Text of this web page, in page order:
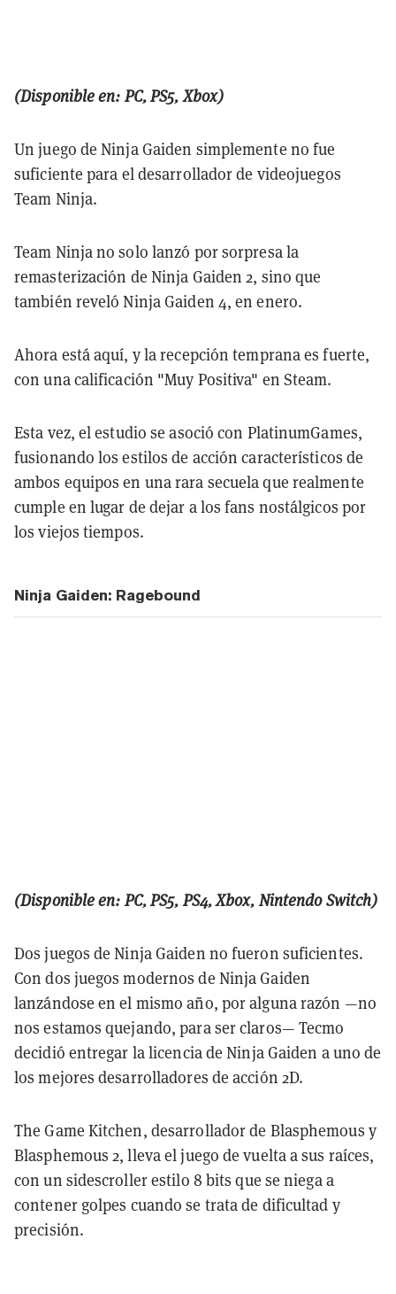
(Disponible en: PC, PS5, Xbox)
Un juego de Ninja Gaiden simplemente no fue
suficiente para el desarrollador de videojuegos
Team Ninja.
Team Ninja no solo lanzó por sorpresa la
remasterización de Ninja Gaiden 2, sino que
también reveló Ninja Gaiden 4, en enero.
Ahora está aquí, y la recepción temprana es fuerte,
con una calificación "Muy Positiva" en Steam.
Esta vez, el estudio se asoció con PlatinumGames,
fusionando los estilos de acción característicos de
ambos equipos en una rara secuela que realmente
cumple en lugar de dejar a los fans nostálgicos por
los viejos tiempos.
Ninja Gaiden: Ragebound
(Disponible en: PC, PS5, PS4, Xbox, Nintendo Switch)
Dos juegos de Ninja Gaiden no fueron suficientes.
Con dos juegos modernos de Ninja Gaiden
lanzándose en el mismo año, por alguna razón —no
nos estamos quejando, para ser claros— Tecmo
decidió entregar la licencia de Ninja Gaiden a uno de
los mejores desarrolladores de acción 2D.
The Game Kitchen, desarrollador de Blasphemous y
Blasphemous 2, lleva el juego de vuelta a sus raíces,
con un sidescroller estilo 8 bits que se niega a
contener golpes cuando se trata de dificultad y
precisión.